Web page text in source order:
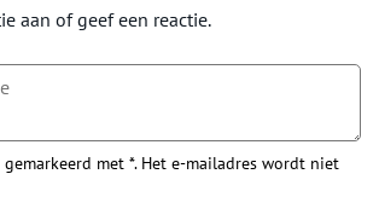
aan of geef een reactie.
met *. Het e-mailadres wordt niet